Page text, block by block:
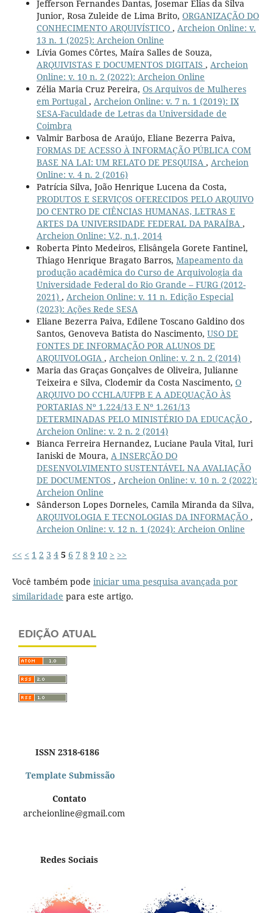
Jefferson Fernandes Dantas, Josemar Elias da Silva
Junior, Rosa Zuleide de Lima Brito, ORGANIZAÇÃO DO
CONHECIMENTO ARQUIVÍSTICO , Archeion Online: v.
13 n. 1 (2025): Archeion Online
Lívia Gomes Côrtes, Maíra Salles de Souza,
ARQUIVISTAS E DOCUMENTOS DIGITAIS , Archeion
Online: v. 10 n. 2 (2022): Archeion Online
Zélia Maria Cruz Pereira, Os Arquivos de Mulheres
em Portugal , Archeion Online: v. 7 n. 1 (2019): IX
SESA-Faculdade de Letras da Universidade de
Coimbra
Valmir Barbosa de Araújo, Eliane Bezerra Paiva,
FORMAS DE ACESSO À INFORMAÇÃO PÚBLICA COM
BASE NA LAI: UM RELATO DE PESQUISA , Archeion
Online: v. 4 n. 2 (2016)
Patrícia Silva, João Henrique Lucena da Costa,
PRODUTOS E SERVIÇOS OFERECIDOS PELO ARQUIVO
DO CENTRO DE CIÊNCIAS HUMANAS, LETRAS E
ARTES DA UNIVERSIDADE FEDERAL DA PARAÍBA ,
Archeion Online: V.2, n.1, 2014
Roberta Pinto Medeiros, Elisângela Gorete Fantinel,
Thiago Henrique Bragato Barros, Mapeamento da
produção acadêmica do Curso de Arquivologia da
Universidade Federal do Rio Grande – FURG (2012-
2021) , Archeion Online: v. 11 n. Edição Especial
(2023): Ações Rede SESA
Eliane Bezerra Paiva, Edilene Toscano Galdino dos
Santos, Genoveva Batista do Nascimento, USO DE
FONTES DE INFORMAÇÃO POR ALUNOS DE
ARQUIVOLOGIA , Archeion Online: v. 2 n. 2 (2014)
Maria das Graças Gonçalves de Oliveira, Julianne
Teixeira e Silva, Clodemir da Costa Nascimento, O
ARQUIVO DO CCHLA/UFPB E A ADEQUAÇÃO ÀS
PORTARIAS Nº 1.224/13 E Nº 1.261/13
DETERMINADAS PELO MINISTÉRIO DA EDUCAÇÃO ,
Archeion Online: v. 2 n. 2 (2014)
Bianca Ferreira Hernandez, Luciane Paula Vital, Iuri
Ianiski de Moura, A INSERÇÃO DO
DESENVOLVIMENTO SUSTENTÁVEL NA AVALIAÇÃO
DE DOCUMENTOS , Archeion Online: v. 10 n. 2 (2022):
Archeion Online
Sânderson Lopes Dorneles, Camila Miranda da Silva,
ARQUIVOLOGIA E TECNOLOGIAS DA INFORMAÇÃO ,
Archeion Online: v. 12 n. 1 (2024): Archeion Online
<< < 1 2 3 4 5 6 7 8 9 10 > >>
Você também pode iniciar uma pesquisa avançada por
similaridade para este artigo.
EDIÇÃO ATUAL
ISSN 2318-6186
Template Submissão
Contato
archeionline@gmail.com
Redes Sociais